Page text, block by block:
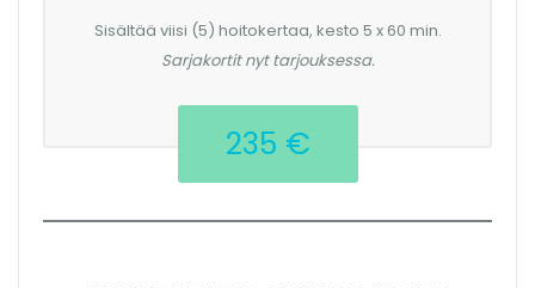
Sisältää viisi (5) hoitokertaa, kesto 5 x 60 min.
Sarjakortit nyt tarjouksessa.
235 €